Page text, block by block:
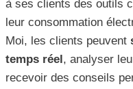
à ses clients des outils
leur consommation
Moi, les clients peuvent
temps réel , analyser
recevoir des conseils